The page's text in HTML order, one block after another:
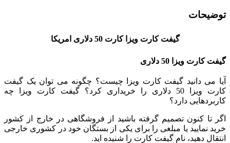
توضیحات
گیفت کارت ویزا کارت 50 دلاری امریکا
گیفت کارت ویزا 50 دلاری
آیا می دانید گیفت کارت ویزا چیست؟ چگونه می توان یک گیفت
کارت ویزا 50 دلاری را خریداری کرد؟ گیفت کارت ویزا چه
کاربردهایی دارد؟
اگر تا کنون تصمیم گرفته باشید از فروشگاهی در خارج از کشور
خرید نمایید یا مبلغی را برای یکی از بستگان خود در کشوری خارجی
انتقال دهید، نام گیفت کارت را شنیده اید.